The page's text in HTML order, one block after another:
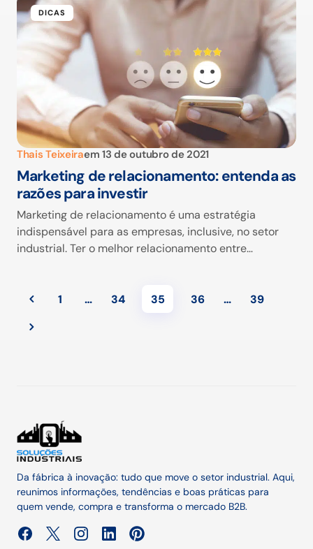
DICAS
Thais Teixeiraem 13 de outubro de 2021
Marketing de relacionamento: entenda as
razões para investir
Marketing de relacionamento é uma estratégia
indispensável para as empresas, inclusive, no setor
industrial. Ter o melhor relacionamento entre…
1 … 34 35 36 … 39
Da fábrica à inovação: tudo que move o setor industrial. Aqui,
reunimos informações, tendências e boas práticas para
quem vende, compra e transforma o mercado B2B.